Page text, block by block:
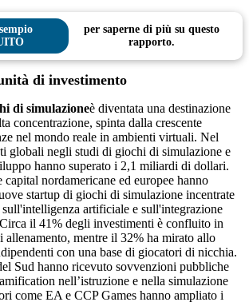
per saperne di più su questo
rapporto.
di investimento
di simulazioneè diventata una destinazione
concentrazione, spinta dalla crescente
nel mondo reale in ambienti virtuali. Nel
globali negli studi di giochi di simulazione e
hanno superato i 2,1 miliardi di dollari.
nordamericane ed europee hanno
startup di giochi di simulazione incentrate
sull'intelligenza artificiale e sull'integrazione
il 41% degli investimenti è confluito in
allenamento, mentre il 32% ha mirato allo
con una base di giocatori di nicchia.
Sud hanno ricevuto sovvenzioni pubbliche
nell’istruzione e nella simulazione
come EA e CCP Games hanno ampliato i